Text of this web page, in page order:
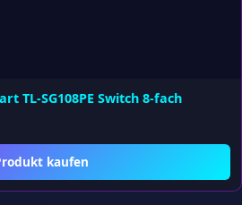
TL-SG108PE Switch 8-fach
kaufen